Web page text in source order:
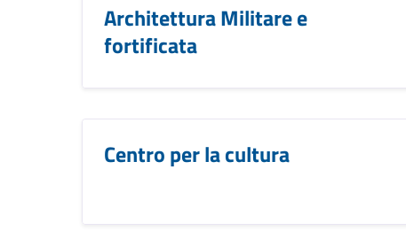
Architettura Militare e
fortificata
Centro per la cultura